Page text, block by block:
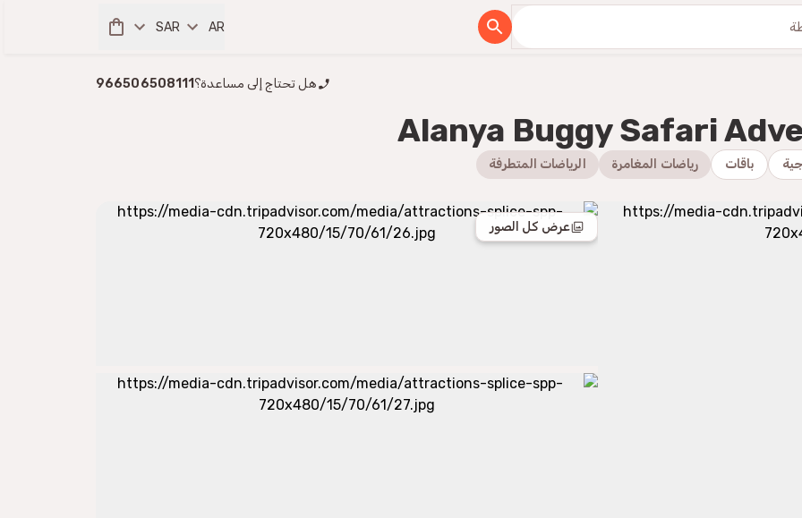
AR
SAR
هل تحتاج إلى مساعدة؟ 966506508111
Alanya Buggy Safari
باقات رياضات المغامرة الرياضات المتطرفة
عرض كل الصور